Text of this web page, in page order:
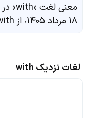
معنی لغت «with» در
۱۸ مرداد ۱۴۰۵، از https://fastdic.com/word/with
لغات نزدیک with